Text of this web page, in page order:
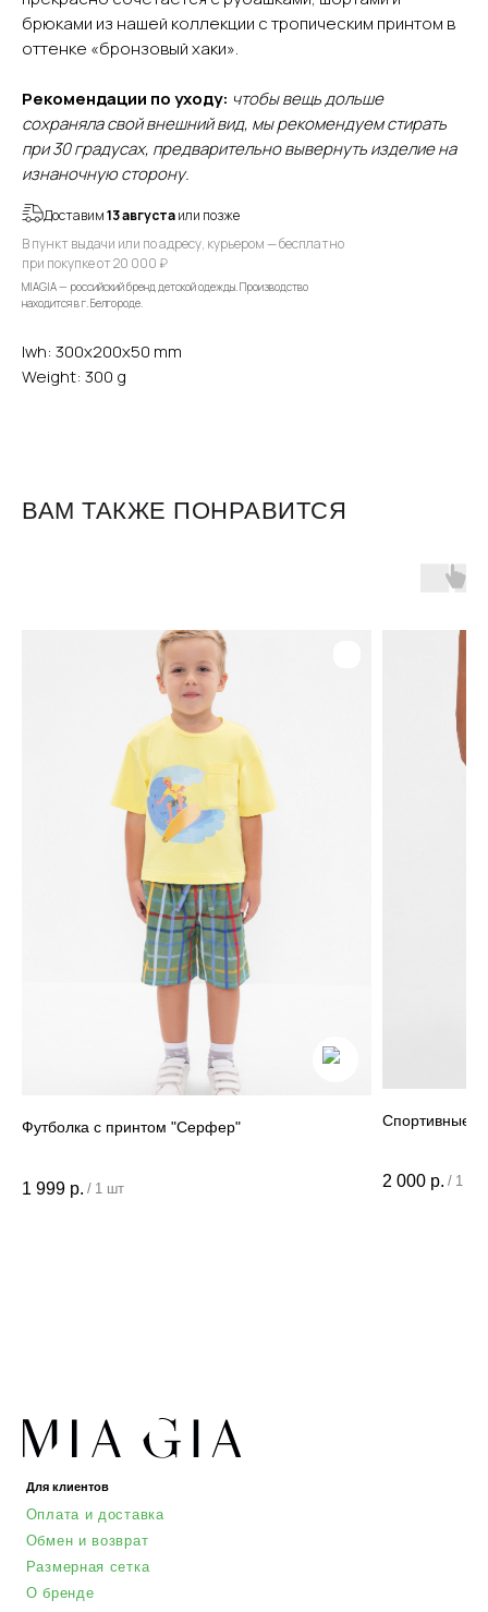
брюками из нашей коллекции с тропическим принтом в
оттенке «бронзовый хаки».
Рекомендации по уходу: чтобы вещь дольше
сохраняла свой внешний вид, мы рекомендуем стирать
при 30 градусах, предварительно вывернуть изделие на
изнаночную сторону.
Доставим13 августаили позже
В пункт выдачи или по адресу, курьером — бесплатно
при покупке от 20 000 ₽
MIAGIA — российский бренд детской одежды. Производство
находится в г. Белгороде.
lwh: 300x200x50 mm
Weight: 300 g
ВАМ ТАКЖЕ ПОНРАВИТСЯ
Футболка с принтом "Серфер"
1 999 р. / 1 шт
Спортивные
2 000 р. / 1 шт
© 2022 - 2026 MiaGia – бренд одежды для детей
Данные и конфиденциальность Договор оферты
Отдел по работе с клиентами
Предложения и сотрудничество